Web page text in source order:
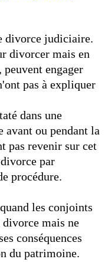
divorce judiciaire.
divorcer mais en
peuvent engager
pas à expliquer
dans une
avant ou pendant la
pas revenir sur cet
par
procédure.
les conjoints
mais ne
conséquences
du patrimoine.